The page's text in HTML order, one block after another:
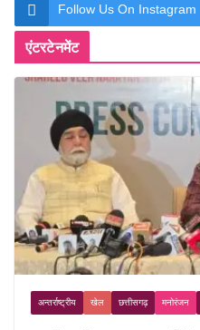
Follow Us On Instagram
एंटरटेनमेंट
अन्तर्राष्ट्रीय खेल छत्तीसगढ़ मनोरंजन